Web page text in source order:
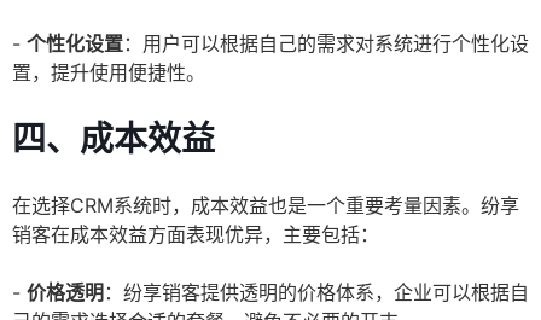
- 个性化设置：用户可以根据自己的需求对系统进行个性化设
置，提升使用便捷性。
四、成本效益
在选择CRM系统时，成本效益也是一个重要考量因素。纷享
销客在成本效益方面表现优异，主要包括：
- 价格透明 ：纷享销客提供透明的价格体系，企业可以根据自